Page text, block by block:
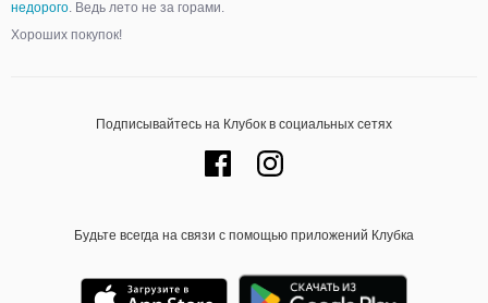
недорого. Ведь лето не за горами.
Хороших покупок!
Подписывайтесь на Клубок в социальных сетях
Будьте всегда на связи с помощью приложений Клубка